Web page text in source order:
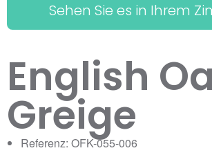
Sehen Sie es in Ihrem
English
Greige
Referenz: OFK-055-006